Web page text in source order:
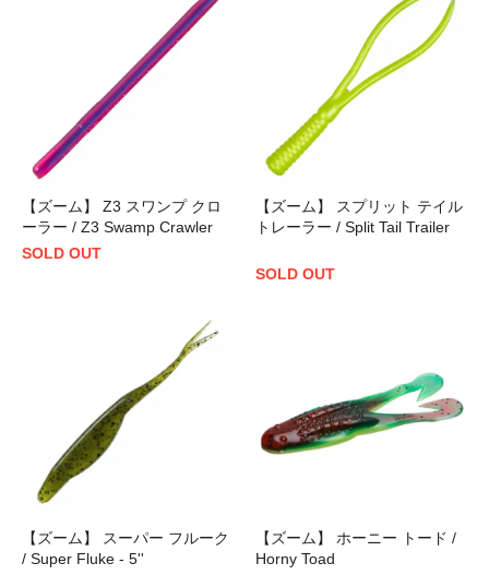
【ズーム】 Z3 スワンプ クロ
ーラー / Z3 Swamp Crawler
SOLD OUT
【ズーム】 スプリット テイル
トレーラー / Split Tail Trailer
SOLD OUT
【ズーム】 スーパー フルーク
/ Super Fluke - 5''
【ズーム】 ホーニー トード /
Horny Toad